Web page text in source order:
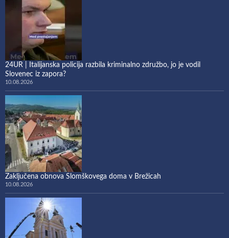
24UR | Italijanska policija razbila kriminalno združbo, jo je vodil
Slovenec iz zapora?
10.08.2026
Zaključena obnova Slomškovega doma v Brežicah
10.08.2026